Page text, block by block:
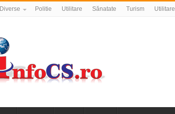
Diverse Politie Utilitare Sănatate Turism Utilitare